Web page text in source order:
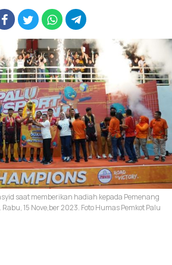
saat memberikan hadiah kepada Pemenang
Rabu, 15 Nove,ber 2023. Foto Humas Pemkot Palu